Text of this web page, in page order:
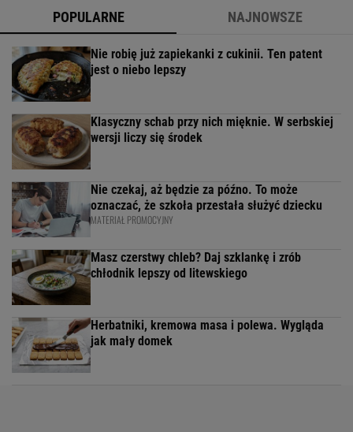
POPULARNE NAJNOWSZE
Nie robię już zapiekanki z cukinii. Ten patent
jest o niebo lepszy
Klasyczny schab przy nich mięknie. W serbskiej
wersji liczy się środek
Nie czekaj, aż będzie za późno. To może
oznaczać, że szkoła przestała służyć dziecku
MATERIAŁ PROMOCYJNY
Masz czerstwy chleb? Daj szklankę i zrób
chłodnik lepszy od litewskiego
Herbatniki, kremowa masa i polewa. Wygląda
jak mały domek